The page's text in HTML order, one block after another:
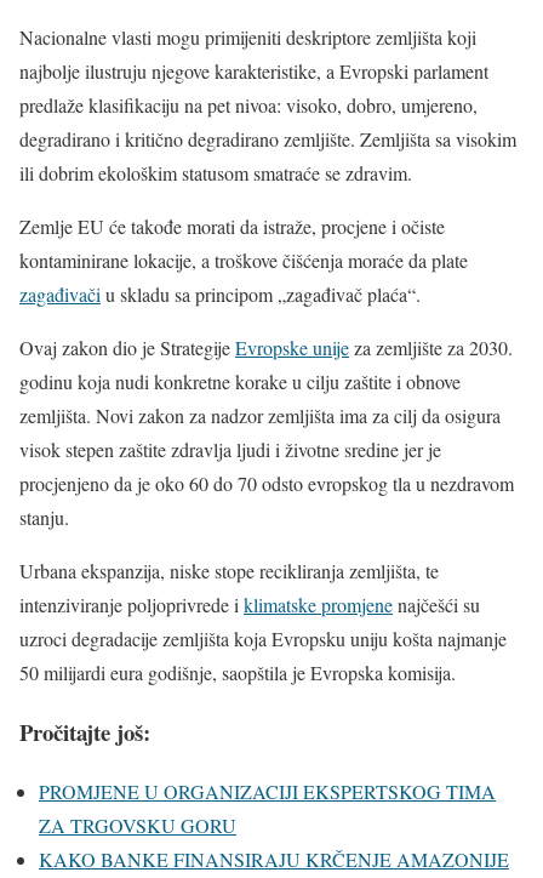
Nacionalne vlasti mogu primijeniti deskriptore zemljišta koji
najbolje ilustruju njegove karakteristike, a Evropski parlament
predlaže klasifikaciju na pet nivoa: visoko, dobro, umjereno,
degradirano i kritično degradirano zemljište. Zemljišta sa visokim
ili dobrim ekološkim statusom smatraće se zdravim.
Zemlje EU će takođe morati da istraže, procjene i očiste
kontaminirane lokacije, a troškove čišćenja moraće da plate
zagađivačiu skladu sa principom „zagađivač plaća“.
Ovaj zakon dio je StrategijeEvropske unijeza zemljište za 2030.
godinu koja nudi konkretne korake u cilju zaštite i obnove
zemljišta. Novi zakon za nadzor zemljišta ima za cilj da osigura
visok stepen zaštite zdravlja ljudi i životne sredine jer je
procjenjeno da je oko 60 do 70 odsto evropskog tla u nezdravom
stanju.
Urbana ekspanzija, niske stope recikliranja zemljišta, te
intenziviranje poljoprivrede iklimatske promjenenajčešći su
uzroci degradacije zemljišta koja Evropsku uniju košta najmanje
50 milijardi eura godišnje, saopštila je Evropska komisija.
Pročitajte još:
PROMJENE U ORGANIZACIJI EKSPERTSKOG TIMA
ZA TRGOVSKU GORU
KAKO BANKE FINANSIRAJU KRČENJE AMAZONIJE